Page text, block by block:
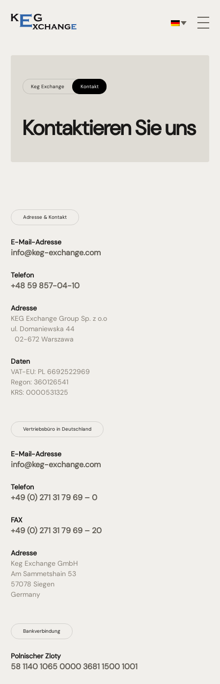
Keg Exchange Kontakt
Kontaktieren Sie uns
Adresse & Kontakt
E-Mail-Adresse
info@keg-exchange.com
Telefon
+48 59 857-04-10
Adresse
KEG Exchange Group Sp. z o.o
ul. Domaniewska 44
02-672 Warszawa
Daten
VAT-EU: PL 6692522969
Regon: 360126541
KRS: 0000531325
Vertriebsbüro in Deutschland
E-Mail-Adresse
info@keg-exchange.com
Telefon
+49 (0) 271 31 79 69 – 0
FAX
+49 (0) 271 31 79 69 – 20
Adresse
Keg Exchange GmbH
Am Sammetshain 53
57078 Siegen
Germany
Bankverbindung
Polnischer Zloty
58 1140 1065 0000 3681 1500 1001